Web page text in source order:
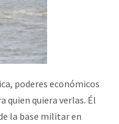
poderes económicos
quien quiera verlas. Él
la base militar en